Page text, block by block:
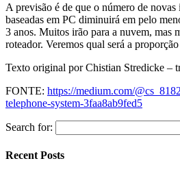
A previsão é de que o número de
baseadas em PC diminuirá em pelo
3 anos. Muitos irão para a nuvem, mas
roteador. Veremos qual será a
Texto original por Chistian Stredicke –
FONTE: https://medium.com/
telephone-system-3faa8ab9fed5
Search for:
Recent Posts